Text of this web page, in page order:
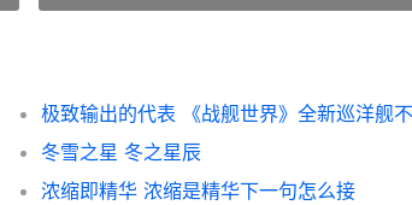
冬雪之星 冬之星辰
浓缩即精华 浓缩是精华下一句怎么接